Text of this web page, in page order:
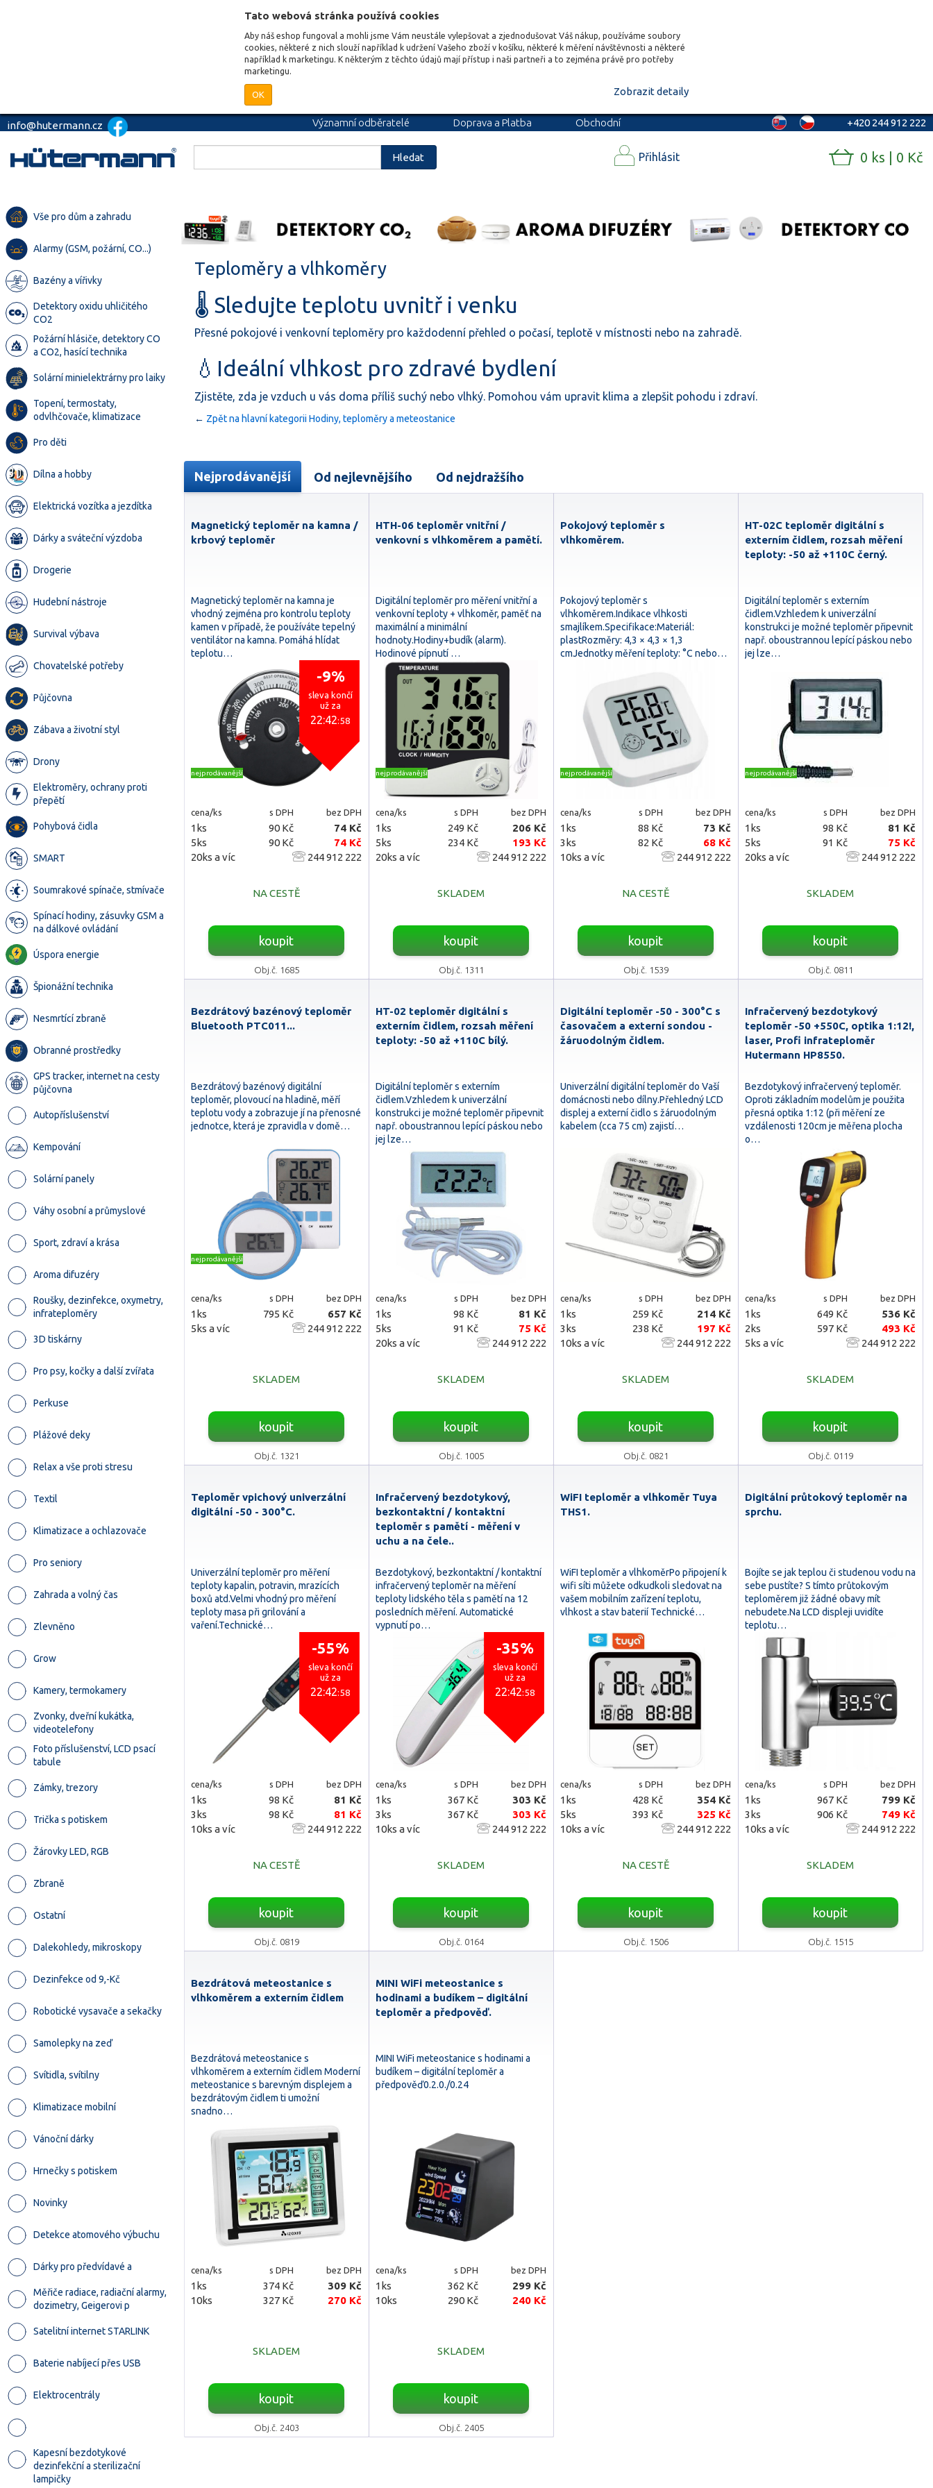
Tato webová stránka používá cookies
Aby náš eshop fungoval a mohli jsme Vám neustále vylepšovat a zjednodušovat Váš nákup, používáme soubory
cookies, některé z nich slouží například k udržení Vašeho zboží v košíku, některé k měření návštěvnosti a některé
například k marketingu. K některým z těchto údajů mají přístup i naši partneři a to zejména právě pro potřeby
marketingu.
OK Zobrazit detaily
info@hutermann.cz Významní odběratelé Doprava a Platba
Obchodní
+420 244 912 222
Hledat Přihlásit 0 ks | 0 Kč
Vše pro dům a zahradu
Alarmy (GSM, požární, CO...)
Bazény a vířivky
Detektory oxidu uhličitého
CO2
Požární hlásiče, detektory CO
a CO2, hasící technika
Solární minielektrárny pro laiky
Topení, termostaty,
odvlhčovače, klimatizace
Pro děti
Dílna a hobby
Elektrická vozítka a jezdítka
Dárky a sváteční výzdoba
Drogerie
Hudební nástroje
Survival výbava
Chovatelské potřeby
Půjčovna
Zábava a životní styl
Drony
Elektroměry, ochrany proti
přepětí
Pohybová čidla
SMART
Soumrakové spínače, stmívače
Spínací hodiny, zásuvky GSM a
na dálkové ovládání
Úspora energie
Špionážní technika
Nesmrtící zbraně
Obranné prostředky
GPS tracker, internet na cesty
půjčovna
Autopříslušenství
Kempování
Solární panely
Váhy osobní a průmyslové
Sport, zdraví a krása
Aroma difuzéry
Roušky, dezinfekce, oxymetry,
infrateploměry
3D tiskárny
Pro psy, kočky a další zvířata
Perkuse
Plážové deky
Relax a vše proti stresu
Textil
Klimatizace a ochlazovače
Pro seniory
Zahrada a volný čas
Zlevněno
Grow
Kamery, termokamery
Zvonky, dveřní kukátka,
videotelefony
Foto příslušenství, LCD psací
tabule
Zámky, trezory
Trička s potiskem
Žárovky LED, RGB
Zbraně
Ostatní
Dalekohledy, mikroskopy
Dezinfekce od 9,-Kč
Robotické vysavače a sekačky
Samolepky na zeď
Svítidla, svítilny
Klimatizace mobilní
Vánoční dárky
Hrnečky s potiskem
Novinky
Detekce atomového výbuchu
Dárky pro předvídavé a
Měřiče radiace, radiační alarmy,
dozimetry, Geigerovi p
Satelitní internet STARLINK
Baterie nabíjecí přes USB
Elektrocentrály
Kapesní bezdotykové
dezinfekční a sterilizační
lampičky
Teploměry a vlhkoměry
🌡️ Sledujte teplotu uvnitř i venku
Přesné pokojové i venkovní teploměry pro každodenní přehled o počasí, teplotě v místnosti nebo na zahradě.
💧Ideální vlhkost pro zdravé bydlení
Zjistěte, zda je vzduch u vás doma příliš suchý nebo vlhký. Pomohou vám upravit klima a zlepšit pohodu i zdraví.
← Zpět na hlavní kategorii Hodiny, teploměry a meteostanice
Nejprodávanější Od nejlevnějšího Od nejdražšího
Magnetický teploměr na kamna /
krbový teploměr
Magnetický teploměr na kamna je
vhodný zejména pro kontrolu teploty
kamen v případě, že používáte tepelný
ventilátor na kamna. Pomáhá hlídat
teplotu…
-9%
sleva končí
už za
22:42:57
nejprodávanější
cena/ks s DPH bez DPH
1ks 90 Kč
74 Kč
5ks
90 Kč
74 Kč
20ks a víc
244 912 222
NA CESTĚ
koupit
Obj.č. 1685
HTH-06 teploměr vnitřní /
venkovní s vlhkoměrem a pamětí.
Digitální teploměr pro měření vnitřní a
venkovní teploty + vlhkoměr, paměť na
maximální a minimální
hodnoty.Hodiny+budík (alarm).
Hodinové pípnutí …
nejprodávanější
cena/ks s DPH bez DPH
1ks 249 Kč
206 Kč
5ks
234 Kč
193 Kč
20ks a víc
244 912 222
SKLADEM
koupit
Obj.č. 1311
Pokojový teploměr s
vlhkoměrem.
Pokojový teploměr s
vlhkoměrem.Indikace vlhkosti
smajlíkem.Specifikace:Materiál:
plastRozměry: 4,3 × 4,3 × 1,3
cmJednotky měření teploty: °C nebo…
nejprodávanější
cena/ks s DPH bez DPH
1ks 88 Kč
73 Kč
3ks
82 Kč
68 Kč
10ks a víc
244 912 222
NA CESTĚ
koupit
Obj.č. 1539
HT-02C teploměr digitální s
externím čidlem, rozsah měření
teploty: -50 až +110C černý.
Digitální teploměr s externím
čidlem.Vzhledem k univerzální
konstrukci je možné teploměr připevnit
např. oboustrannou lepící páskou nebo
jej lze…
nejprodávanější
cena/ks s DPH bez DPH
1ks 98 Kč
81 Kč
5ks
91 Kč
75 Kč
20ks a víc
244 912 222
SKLADEM
koupit
Obj.č. 0811
Bezdrátový bazénový teploměr
Bluetooth PTC011...
Bezdrátový bazénový digitální
teploměr, plovoucí na hladině, měří
teplotu vody a zobrazuje jí na přenosné
jednotce, která je zpravidla v domě…
nejprodávanější
cena/ks s DPH bez DPH
1ks 795 Kč
657 Kč
5ks a víc
244 912 222
SKLADEM
koupit
Obj.č. 1321
HT-02 teploměr digitální s
externím čidlem, rozsah měření
teploty: -50 až +110C bílý.
Digitální teploměr s externím
čidlem.Vzhledem k univerzální
konstrukci je možné teploměr připevnit
např. oboustrannou lepící páskou nebo
jej lze…
cena/ks s DPH bez DPH
1ks 98 Kč
81 Kč
5ks
91 Kč
75 Kč
20ks a víc
244 912 222
SKLADEM
koupit
Obj.č. 1005
Digitální teploměr -50 - 300°C s
časovačem a externí sondou -
žáruodolným čidlem.
Univerzální digitální teploměr do Vaší
domácnosti nebo dílny.Přehledný LCD
displej a externí čidlo s žáruodolným
kabelem (cca 75 cm) zajistí…
cena/ks s DPH bez DPH
1ks 259 Kč
214 Kč
3ks
238 Kč
197 Kč
10ks a víc
244 912 222
SKLADEM
koupit
Obj.č. 0821
Infračervený bezdotykový
teploměr -50 +550C, optika 1:12!,
laser, Profi infrateploměr
Hutermann HP8550.
Bezdotykový infračervený teploměr.
Oproti základním modelům je použita
přesná optika 1:12 (při měření ze
vzdálenosti 120cm je měřena plocha
o…
cena/ks s DPH bez DPH
1ks 649 Kč
536 Kč
2ks
597 Kč
493 Kč
5ks a víc
244 912 222
SKLADEM
koupit
Obj.č. 0119
Teploměr vpichový univerzální
digitální -50 - 300°C.
Univerzální teploměr pro měření
teploty kapalin, potravin, mrazících
boxů atd.Velmi vhodný pro měření
teploty masa při grilování a
vaření.Technické…
-55%
sleva končí
už za
22:42:57
cena/ks s DPH bez DPH
1ks 98 Kč
81 Kč
3ks
98 Kč
81 Kč
10ks a víc
244 912 222
NA CESTĚ
koupit
Obj.č. 0819
Infračervený bezdotykový,
bezkontaktní / kontaktní
teploměr s pamětí - měření v
uchu a na čele..
Bezdotykový, bezkontaktní / kontaktní
infračervený teploměr na měření
teploty lidského těla s pamětí na 12
posledních měření. Automatické
vypnutí po…
-35%
sleva končí
už za
22:42:57
cena/ks s DPH bez DPH
1ks 367 Kč
303 Kč
3ks
367 Kč
303 Kč
10ks a víc
244 912 222
SKLADEM
koupit
Obj.č. 0164
WiFI teploměr a vlhkoměr Tuya
THS1.
WiFI teploměr a vlhkoměrPo připojení k
wifi síti můžete odkudkoli sledovat na
vašem mobilním zařízení teplotu,
vlhkost a stav baterií Technické…
cena/ks s DPH bez DPH
1ks 428 Kč
354 Kč
5ks
393 Kč
325 Kč
10ks a víc
244 912 222
NA CESTĚ
koupit
Obj.č. 1506
Digitální průtokový teploměr na
sprchu.
Bojíte se jak teplou či studenou vodu na
sebe pustíte? S tímto průtokovým
teploměrem již žádné obavy mít
nebudete.Na LCD displeji uvidíte
teplotu…
cena/ks s DPH bez DPH
1ks 967 Kč
799 Kč
3ks
906 Kč
749 Kč
10ks a víc
244 912 222
SKLADEM
koupit
Obj.č. 1515
Bezdrátová meteostanice s
vlhkoměrem a externím čidlem
Bezdrátová meteostanice s
vlhkoměrem a externím čidlem Moderní
meteostanice s barevným displejem a
bezdrátovým čidlem ti umožní
snadno…
cena/ks s DPH bez DPH
1ks 374 Kč
309 Kč
10ks
327 Kč 270 Kč
SKLADEM
koupit
Obj.č. 2403
MINI WiFi meteostanice s
hodinami a budíkem – digitální
teploměr a předpověď.
MINI WiFi meteostanice s hodinami a
budíkem – digitální teploměr a
předpověď0.2.0./0.24
cena/ks s DPH bez DPH
1ks 362 Kč
299 Kč
10ks
290 Kč 240 Kč
SKLADEM
koupit
Obj.č. 2405